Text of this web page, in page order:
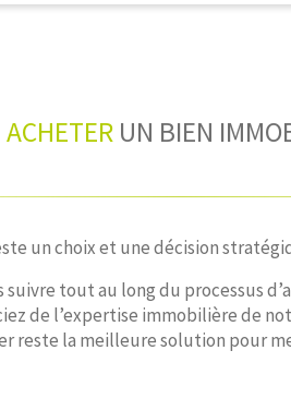
ACHETERUN BIEN
un choix et une décision
tout au long du processus
de l’expertise immobilière de
reste la meilleure solution pour